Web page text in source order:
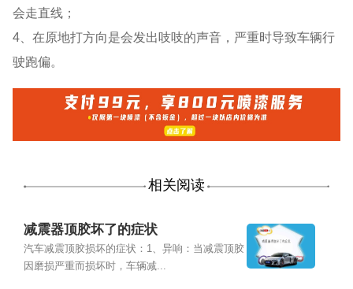
会走直线；
4、在原地打方向是会发出吱吱的声音，严重时导致车辆行
驶跑偏。
相关阅读
减震器顶胶坏了的症状
汽车减震顶胶损坏的症状：1、异响：当减震顶胶
因磨损严重而损坏时，车辆减...